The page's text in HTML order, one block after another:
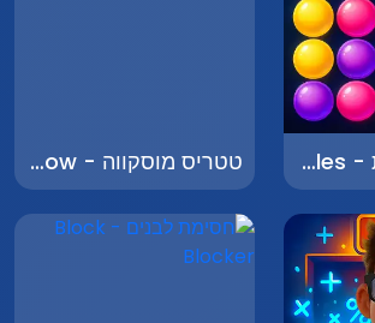
בועות מהאגדות - Bubbles from Fairy Tales טטריס מוסקווה - Tetris Moscow